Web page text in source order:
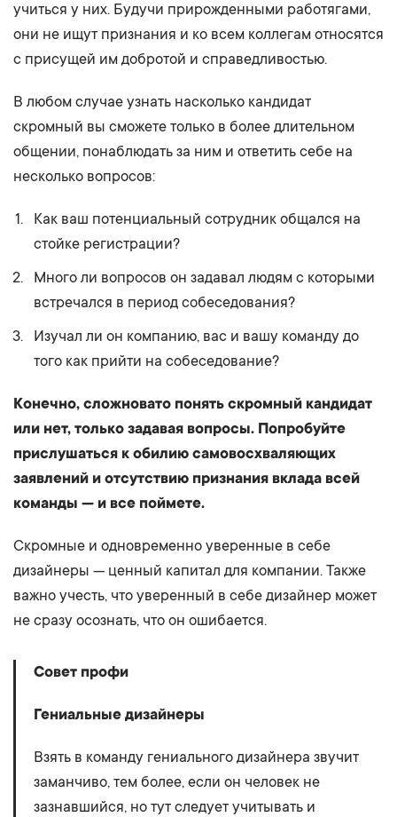
учиться у них. Будучи прирожденными работягами,
они не ищут признания и ко всем коллегам относятся
с присущей им добротой и справедливостью.
В любом случае узнать насколько кандидат
скромный вы сможете только в более длительном
общении, понаблюдать за ним и ответить себе на
несколько вопросов:
Как ваш потенциальный сотрудник общался на
стойке регистрации?
Много ли вопросов он задавал людям с которыми
встречался в период собеседования?
Изучал ли он компанию, вас и вашу команду до
того как прийти на собеседование?
Конечно, сложновато понять скромный кандидат
или нет, только задавая вопросы. Попробуйте
прислушаться к обилию самовосхваляющих
заявлений и отсутствию признания вклада всей
команды — и все поймете.
Скромные и одновременно уверенные в себе
дизайнеры — ценный капитал для компании. Также
важно учесть, что уверенный в себе дизайнер может
не сразу осознать, что он ошибается.
Совет профи
Гениальные дизайнеры
Взять в команду гениального дизайнера звучит
заманчиво, тем более, если он человек не
зазнавшийся, но тут следует учитывать и